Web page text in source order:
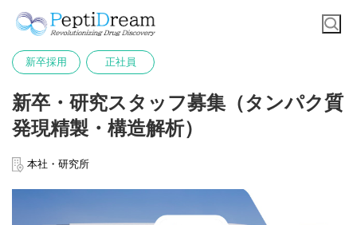
新卒採用 正社員
新卒・研究スタッフ募集（タンパク質
発現精製・構造解析）
本社・研究所